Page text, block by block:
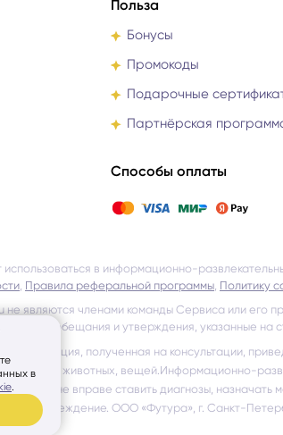
в
.
Польза
Бонусы
Промокоды
Подарочные
Партнёрская
Способы оплаты
использоваться в информационно-
, Правила реферальной программы, Политику
не являются членами команды Сервиса или его
за обещания и утверждения, указанные
информация, полученная на консультации,
людей, животных, вещей.Информационно-
не вправе ставить диагнозы,
учреждение. ООО «Футура», г. Санкт-